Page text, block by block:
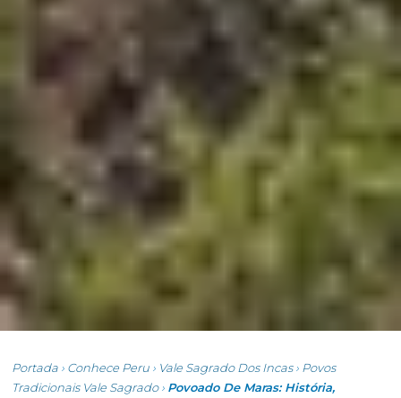
Portada › Conhece Peru › Vale Sagrado Dos Incas› Povos
Tradicionais Vale Sagrado› Povoado De Maras: História,